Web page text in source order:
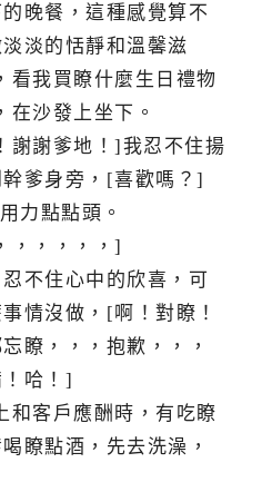
晚餐，這種感覺算不
淡的恬靜和溫馨滋
看我買瞭什麼生日禮物
沙發上坐下。
謝謝爹地！]我忍不住揚
爹身旁，[喜歡嗎？]
力點點頭。
，，，，，]
不住心中的欣喜，可
情沒做，[啊！對瞭！
瞭，，，抱歉，，，
哈！]
和客戶應酬時，有吃瞭
瞭點酒，先去洗澡，